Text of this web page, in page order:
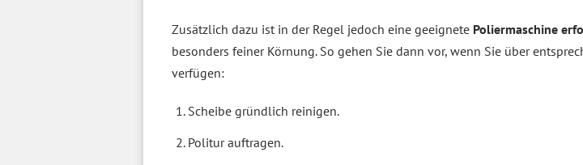
Zusätzlich dazu ist in der Regel jedoch eine geeignete Poliermaschine
besonders feiner Körnung. So gehen Sie dann vor, wenn Sie über
verfügen:
Scheibe gründlich reinigen.
Politur auftragen.